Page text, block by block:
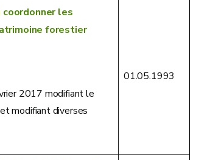
les
forestier
2017 modifiant le
modifiant diverses
01.05.1993